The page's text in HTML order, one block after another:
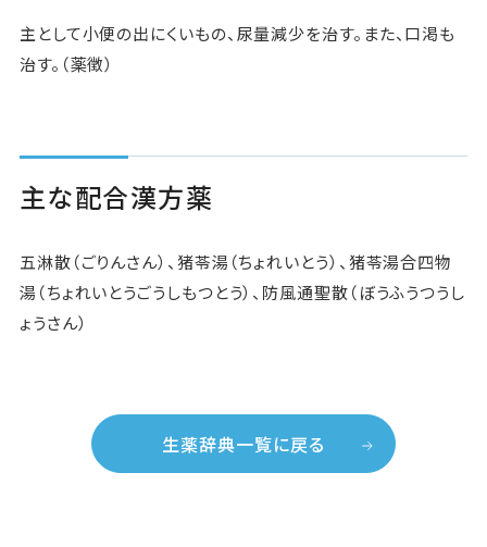
主として小便の出にくいもの、尿量減少を治す。また、口渇も
治す。（薬徴）
主な配合漢方薬
五淋散（ごりんさん）、猪苓湯（ちょれいとう）、猪苓湯合四物
湯（ちょれいとうごうしもつとう）、防風通聖散（ぼうふうつうし
ょうさん）
生薬辞典一覧に戻る